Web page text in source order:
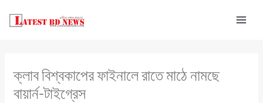
ক্লাব বিশ্বকাপের ফাইনালে রাতে মাঠে নামছে
বায়ার্ন-টাইগ্রেস